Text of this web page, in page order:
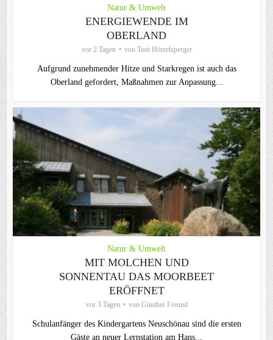
Natur & Umwelt
ENERGIEWENDE IM
OBERLAND
vor 2 Tagen von Toni Hötzelsperger
Aufgrund zunehmender Hitze und Starkregen ist auch das
Oberland gefordert, Maßnahmen zur Anpassung...
Natur & Umwelt
MIT MOLCHEN UND
SONNENTAU DAS MOORBEET
ERÖFFNET
vor 3 Tagen von Günther Freund
Schulanfänger des Kindergartens Neuschönau sind die ersten
Gäste an neuer Lernstation am Hans...